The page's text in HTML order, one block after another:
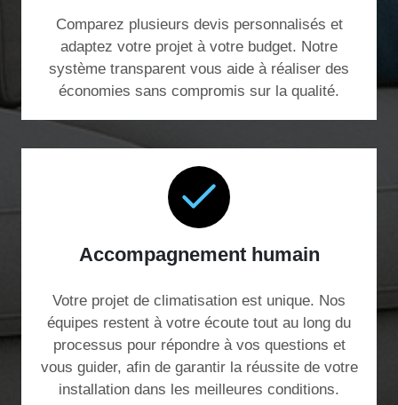
Comparez plusieurs devis personnalisés et
adaptez votre projet à votre budget. Notre
système transparent vous aide à réaliser des
économies sans compromis sur la qualité.
Accompagnement humain
Votre projet de climatisation est unique. Nos
équipes restent à votre écoute tout au long du
processus pour répondre à vos questions et
vous guider, afin de garantir la réussite de votre
installation dans les meilleures conditions.